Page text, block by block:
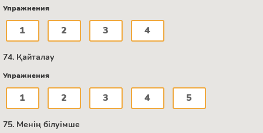
Упражнения
1 2 3 4
74. Қайталау
Упражнения
1 2 3 4 5
75. Менің білуімше